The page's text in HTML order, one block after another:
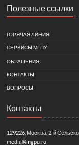
Полезные ссылки
ГОРЯЧАЯ ЛИНИЯ
СЕРВИСЫ МГПУ
ОБРАЩЕНИЯ
КОНТАКТЫ
ВОПРОСЫ
Контакты
129226, Москва, 2-й
media@mgpu.ru